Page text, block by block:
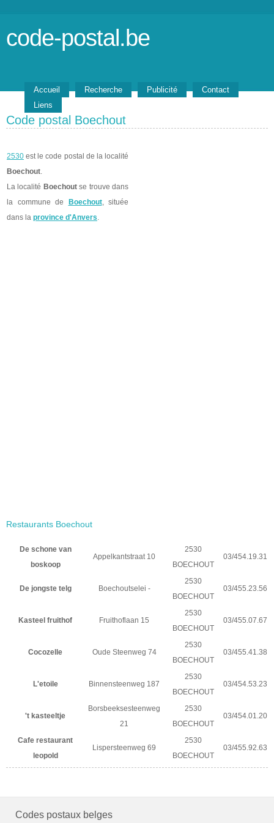
code-postal.be
Accueil Recherche Publicité
Contact
Liens
Code postal Boechout
2530 est le code postal de la localité
Boechout.
La localité Boechoutse trouve dans
la commune de
Boechout, située
dans la province d'Anvers.
Restaurants Boechout
De schone van
boskoop
Appelkantstraat 10
2530
BOECHOUT
03/454.19.31
De jongste telg Boechoutselei -
2530
BOECHOUT
03/455.23.56
Kasteel fruithof Fruithoflaan 15
2530
BOECHOUT
03/455.07.67
Cocozelle Oude Steenweg 74
2530
BOECHOUT
03/455.41.38
L'etoile Binnensteenweg 187
2530
BOECHOUT
03/454.53.23
't kasteeltje
Borsbeeksesteenweg
21
2530
BOECHOUT
03/454.01.20
Cafe restaurant
leopold
Lispersteenweg 69
2530
BOECHOUT
03/455.92.63
Codes postaux belges